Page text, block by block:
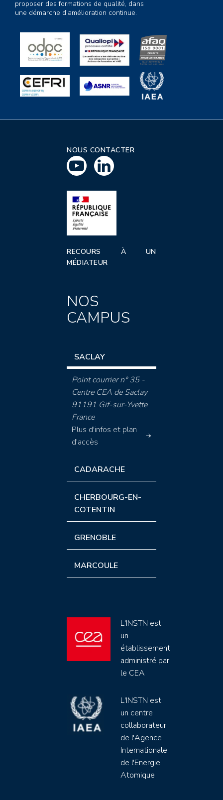
proposer des formations de qualité, dans
une démarche d’amélioration continue.
NOUS CONTACTER
RECOURS À UN
MÉDIATEUR
NOS
CAMPUS
SACLAY
Point courrier n° 35 -
Centre CEA de Saclay
91191 Gif-sur-Yvette
France
Plus d'infos et plan
d'accès
CADARACHE
CHERBOURG-EN-
COTENTIN
GRENOBLE
MARCOULE
L'INSTN est
un
établissement
administré par
le CEA
L'INSTN est
un centre
collaborateur
de l'Agence
Internationale
de l'Energie
Atomique